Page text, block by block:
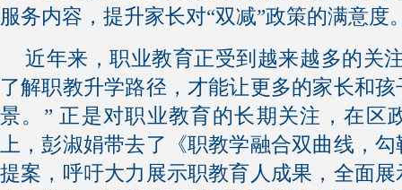
服务内容，提升家长对“双减”政策的满意度
近年来，职业教育正受到越来越多的关
了解职教升学路径，才能让更多的家长和
景。” 正是对职业教育的长期关注，在区
上，彭淑娟带去了《职教学融合双曲线，
提案，呼吁大力展示职教育人成果，全面